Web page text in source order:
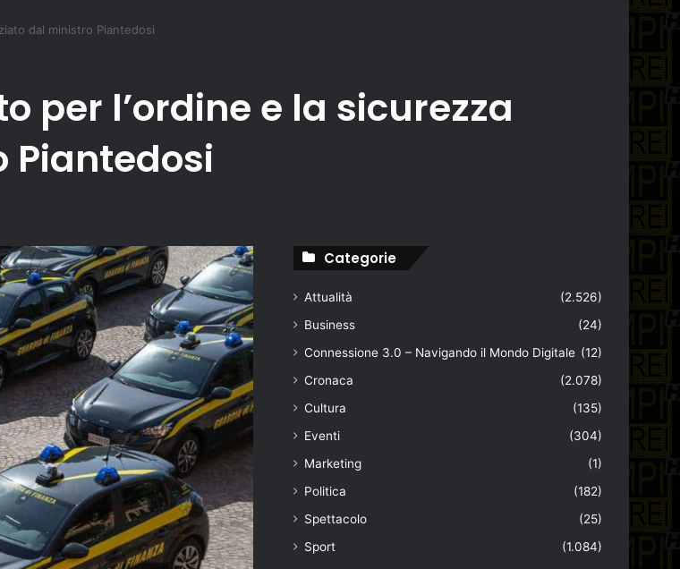
dal ministro Piantedosi
per l’ordine e la sicurezza
Piantedosi
Categorie
Attualità
(2.526)
Business
(24)
Connessione 3.0 – Navigando il Mondo Digitale (12)
Cronaca
(2.078)
Cultura
(135)
Eventi
(304)
Marketing
(1)
Politica
(182)
Spettacolo
(25)
Sport
(1.084)